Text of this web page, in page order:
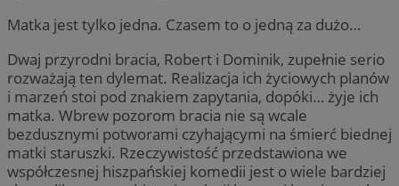
Matka jest tylko jedna. Czasem to o jedną za dużo…
Dwaj przyrodni bracia, Robert i Dominik, zupełnie serio
rozważają ten dylemat. Realizacja ich życiowych planów
i marzeń stoi pod znakiem zapytania, dopóki… żyje ich
matka. Wbrew pozorom bracia nie są wcale
bezdusznymi potworami czyhającymi na śmierć biednej
matki staruszki. Rzeczywistość przedstawiona we
współczesnej hiszpańskiej komedii jest o wiele bardziej